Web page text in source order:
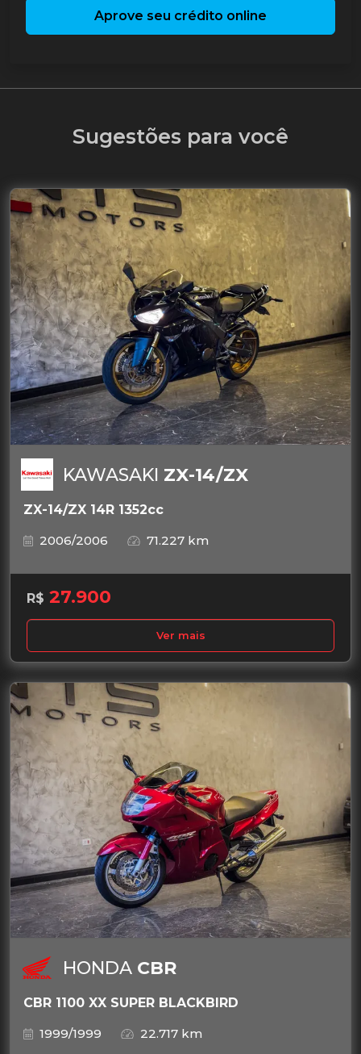
Aprove seu crédito online
Sugestões para você
KAWASAKI ZX-14/ZX
ZX-14/ZX 14R 1352cc
2006/2006
71.227 km
R$ 27.900
Ver mais
HONDA CBR
CBR 1100 XX SUPER BLACKBIRD
1999/1999
22.717 km